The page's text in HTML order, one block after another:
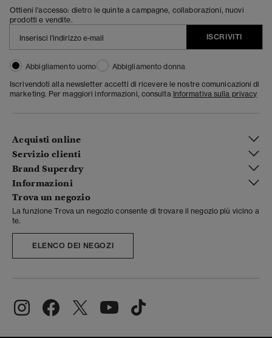
Ottieni l'accesso: dietro le quinte a campagne, collaborazioni, nuovi
prodotti e vendite.
ISCRIVITI
Abbigliamento uomo
Abbigliamento donna
Iscrivendoti alla newsletter accetti di ricevere le nostre comunicazioni di
marketing. Per maggiori informazioni, consulta Informativa sulla privacy
Acquisti online
Servizio clienti
Brand Superdry
Informazioni
Trova un negozio
La funzione Trova un negozio consente di trovare il negozio più vicino a
te.
ELENCO DEI NEGOZI